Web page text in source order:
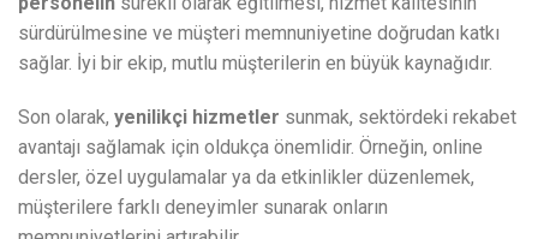
sürdürülmesine ve müşteri memnuniyetine doğrudan katkı
sağlar. İyi bir ekip, mutlu müşterilerin en büyük kaynağıdır.
Son olarak, yenilikçi hizmetler sunmak, sektördeki rekabet
avantajı sağlamak için oldukça önemlidir. Örneğin, online
dersler, özel uygulamalar ya da etkinlikler düzenlemek,
müşterilere farklı deneyimler sunarak onların